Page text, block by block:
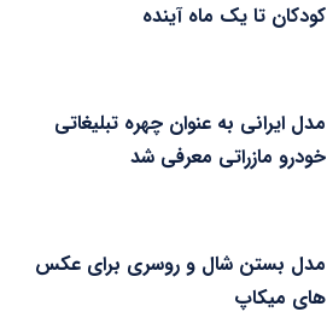
کودکان تا یک ماه آینده
مدل ایرانی به عنوان چهره تبلیغاتی
خودرو مازراتی معرفی شد
مدل بستن شال و روسری برای عکس
های میکاپ